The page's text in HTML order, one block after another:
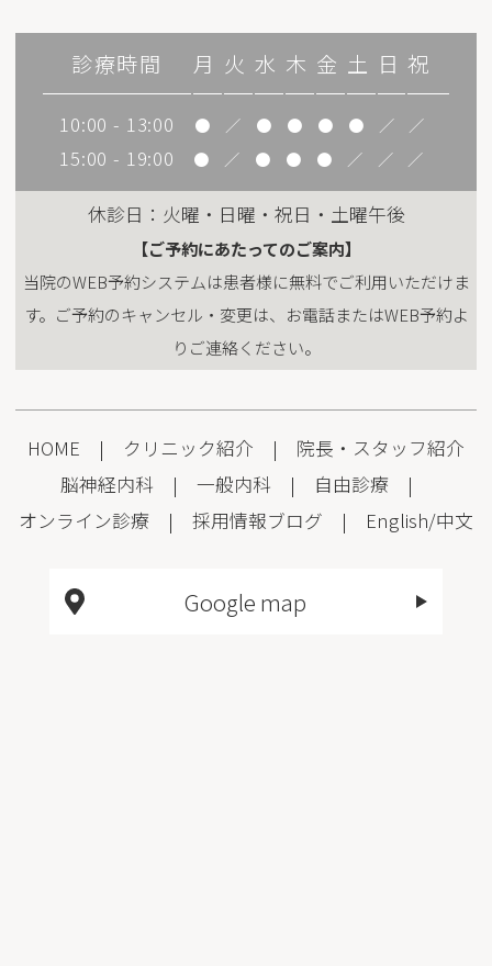
診療時間 月 火 水 木 金 土 日 祝
10:00 - 13:00 ● ／ ● ● ● ● ／ ／
15:00 - 19:00 ● ／ ● ● ● ／ ／ ／
休診日：火曜・日曜・祝日・土曜午後
【ご予約にあたってのご案内】
当院のWEB予約システムは患者様に無料でご利用いただけま
す。ご予約のキャンセル・変更は、お電話またはWEB予約よ
りご連絡ください。
HOME | クリニック紹介 | 院長・スタッフ紹介
脳神経内科 | 一般内科 | 自由診療 |
オンライン診療 | 採用情報ブログ | English/中文
Google map